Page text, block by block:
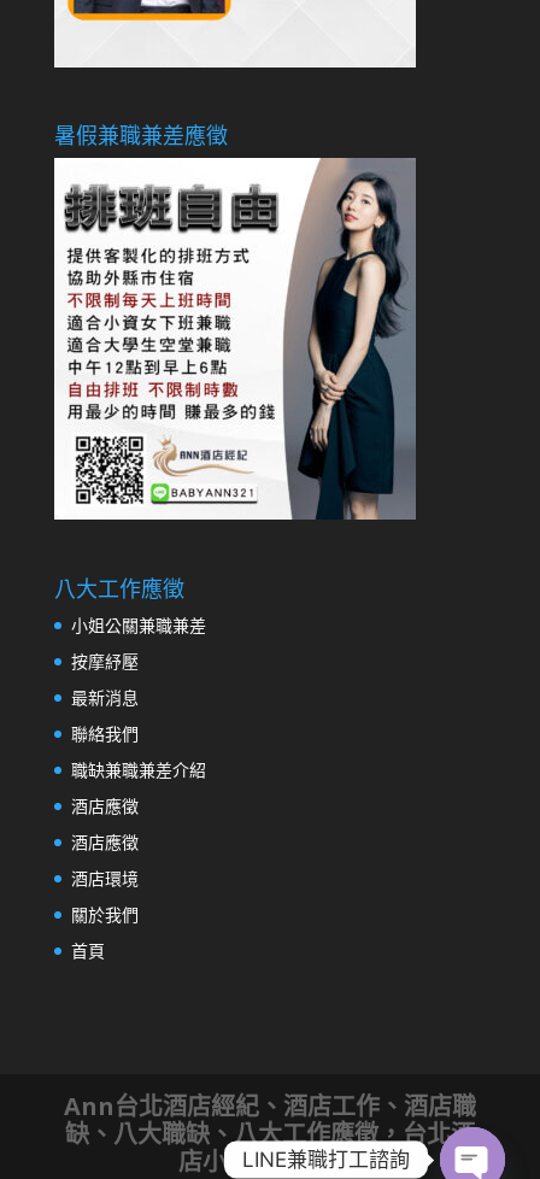
暑假兼職兼差應徵
八大工作應徵
小姐公關兼職兼差
按摩紓壓
最新消息
聯絡我們
職缺兼職兼差介紹
酒店應徵
酒店應徵
酒店環境
關於我們
首頁
Ann台北酒店經紀、酒店工作、酒店職
缺、八大職缺、八大工作應徵，台北酒
店小姐應徵│SEO
LINE兼職打工諮詢